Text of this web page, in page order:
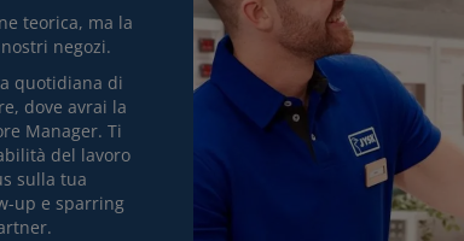
teorica, ma la
negozi.
quotidiana di
dove avrai la
Manager. Ti
del lavoro
sulla tua
up e sparring